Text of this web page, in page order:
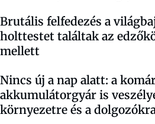
Brutális felfedezés a
holttestet találtak az
mellett
Nincs új a nap alatt: a
akkumulátorgyár is
környezetre és a